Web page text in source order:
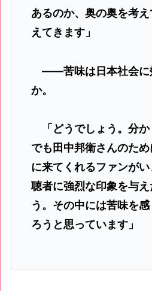
あるのか、奥の奥を考
えてきます」
――苦味は日本社会に
か。
「どうでしょう。分か
でも田中邦衛さんのた
に来てくれるファンが
聴者に強烈な印象を与
う。その中には苦味を
ろうと思っています」